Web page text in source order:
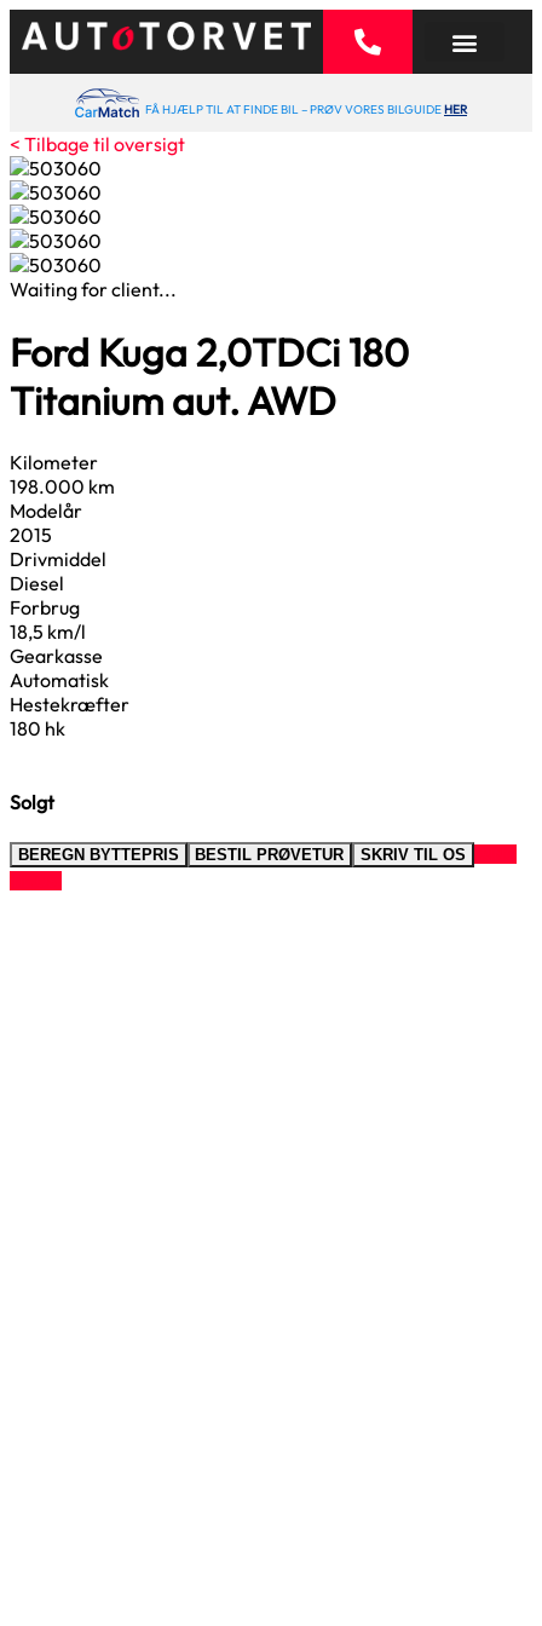
FÅ HJÆLP TIL AT FINDE BIL – PRØV VORES BILGUIDEHER
< Tilbage til oversigt
Waiting for client...
Ford Kuga 2,0TDCi 180
Titanium aut. AWD
Kilometer
198.000 km
Modelår
2015
Drivmiddel
Diesel
Forbrug
18,5 km/l
Gearkasse
Automatisk
Hestekræfter
180 hk
Solgt
BEREGN BYTTEPRIS BESTIL PRØVETUR SKRIV TIL OS